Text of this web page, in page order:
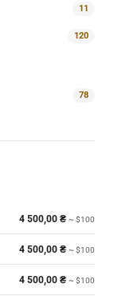
11
120
78
4 500,00 ₴ ~ $100
4 500,00 ₴ ~ $100
4 500,00 ₴ ~ $100